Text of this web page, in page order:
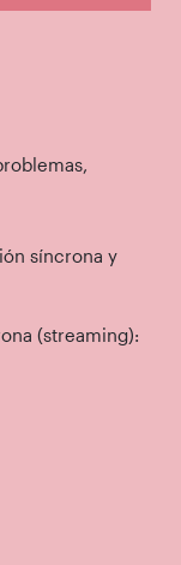
síncrona y
(streaming):